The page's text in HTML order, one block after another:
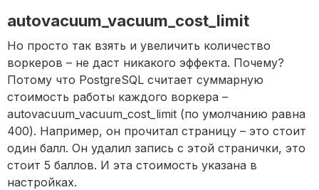
autovacuum_vacuum_cost_limit
Но просто так взять и увеличить количество
воркеров – не даст никакого эффекта. Почему?
Потому что PostgreSQL считает суммарную
стоимость работы каждого воркера –
autovacuum_vacuum_cost_limit (по умолчанию равна
400). Например, он прочитал страницу – это стоит
один балл. Он удалил запись с этой странички, это
стоит 5 баллов. И эта стоимость указана в
настройках.